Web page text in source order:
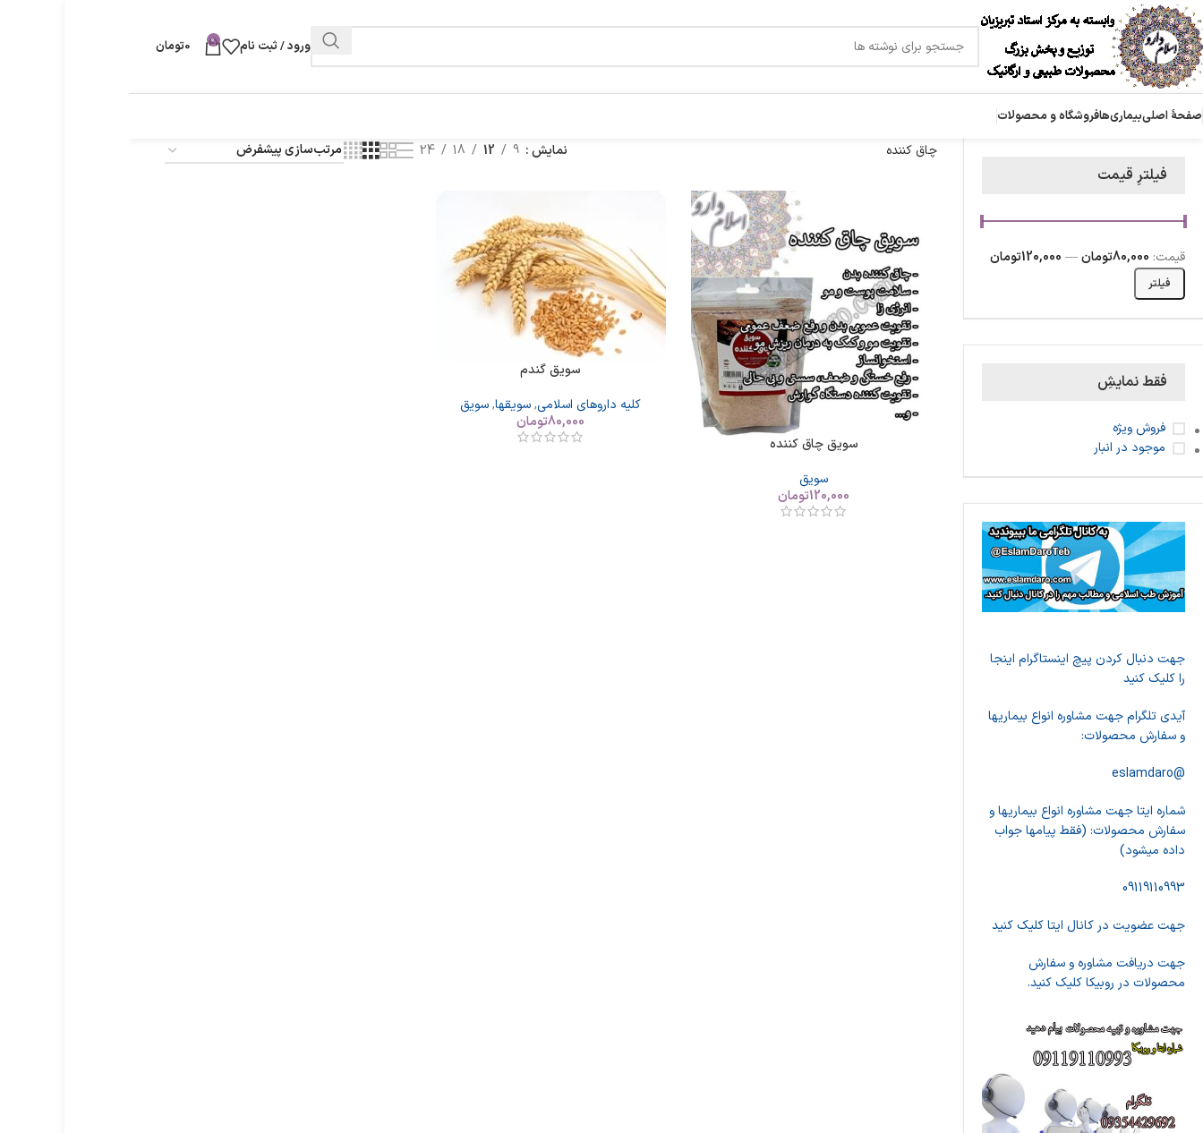
ورود / ثبت نام 0
0تومان
صفحۀ اصلیبیماری‌هافروشگاه و محصولات
فیلترِ قیمت
فیلتر
قیمت: 80,000تومان — 120,000تومان
فقط نمایشِ
فروش ویژه
موجود در انبار
جهت دنبال کردن پیچ اینستاگرام اینجا
را کلیک کنید
آیدی تلگرام جهت مشاوره انواع بیماریها
و سفارش محصولات:
@eslamdaro
شماره ایتا جهت مشاوره انواع بیماریها و
سفارش محصولات: (فقط پیامها جواب
داده میشود)
09119110993
جهت عضویت در کانال ایتا کلیک کنید
جهت دریافت مشاوره و سفارش
محصولات در روبیکا کلیک کنید.
چاق کننده نمایش 9
12
18
24
سویق چاق کننده
سویق
120,000تومان
سویق گندم
کلیه داروهای اسلامی,سویقها,سویق
80,000تومان